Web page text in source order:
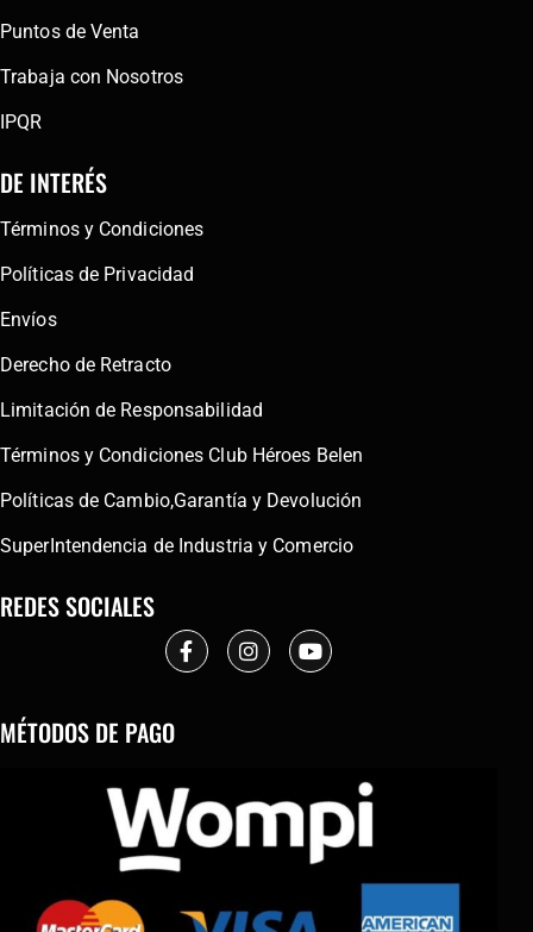
Puntos de Venta
Trabaja con Nosotros
IPQR
DE INTERÉS
Términos y Condiciones
Políticas de Privacidad
Envíos
Derecho de Retracto
Limitación de Responsabilidad
Términos y Condiciones Club Héroes Belen
Políticas de Cambio,Garantía y Devolución
SuperIntendencia de Industria y Comercio
REDES SOCIALES
MÉTODOS DE PAGO